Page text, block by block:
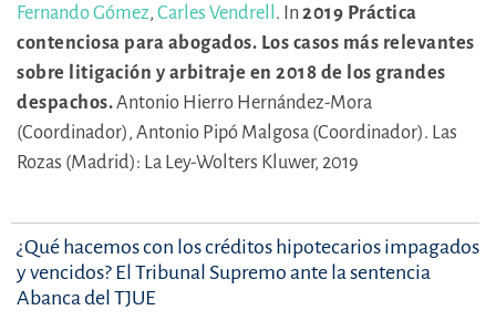
Fernando Gómez, Carles Vendrell . In 2019 Práctica
contenciosa para abogados. Los casos más relevantes
sobre litigación y arbitraje en 2018 de los grandes
despachos.Antonio Hierro Hernández-Mora
(Coordinador), Antonio Pipó Malgosa (Coordinador). Las
Rozas (Madrid): La Ley-Wolters Kluwer, 2019
¿Qué hacemos con los créditos hipotecarios impagados
y vencidos? El Tribunal Supremo ante la sentencia
Abanca del TJUE